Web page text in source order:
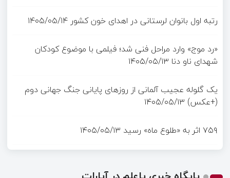
رتبه اول بانوان لرستانی در اهدای خون کشور ۱۴۰۵/۰۵/۱۴
«رد موج» وارد مراحل فنی شد؛ فیلمی با موضوع کودکان
شهدای ناو دنا ۱۴۰۵/۰۵/۱۳
یک گلوله عجیب آلمانی از روزهای پایانی جنگ جهانی دوم
(+عکس) ۱۴۰۵/۰۵/۱۳
۷۵۹ اثر به «طلوع ماه» رسید
۱۴۰۵/۰۵/۱۳